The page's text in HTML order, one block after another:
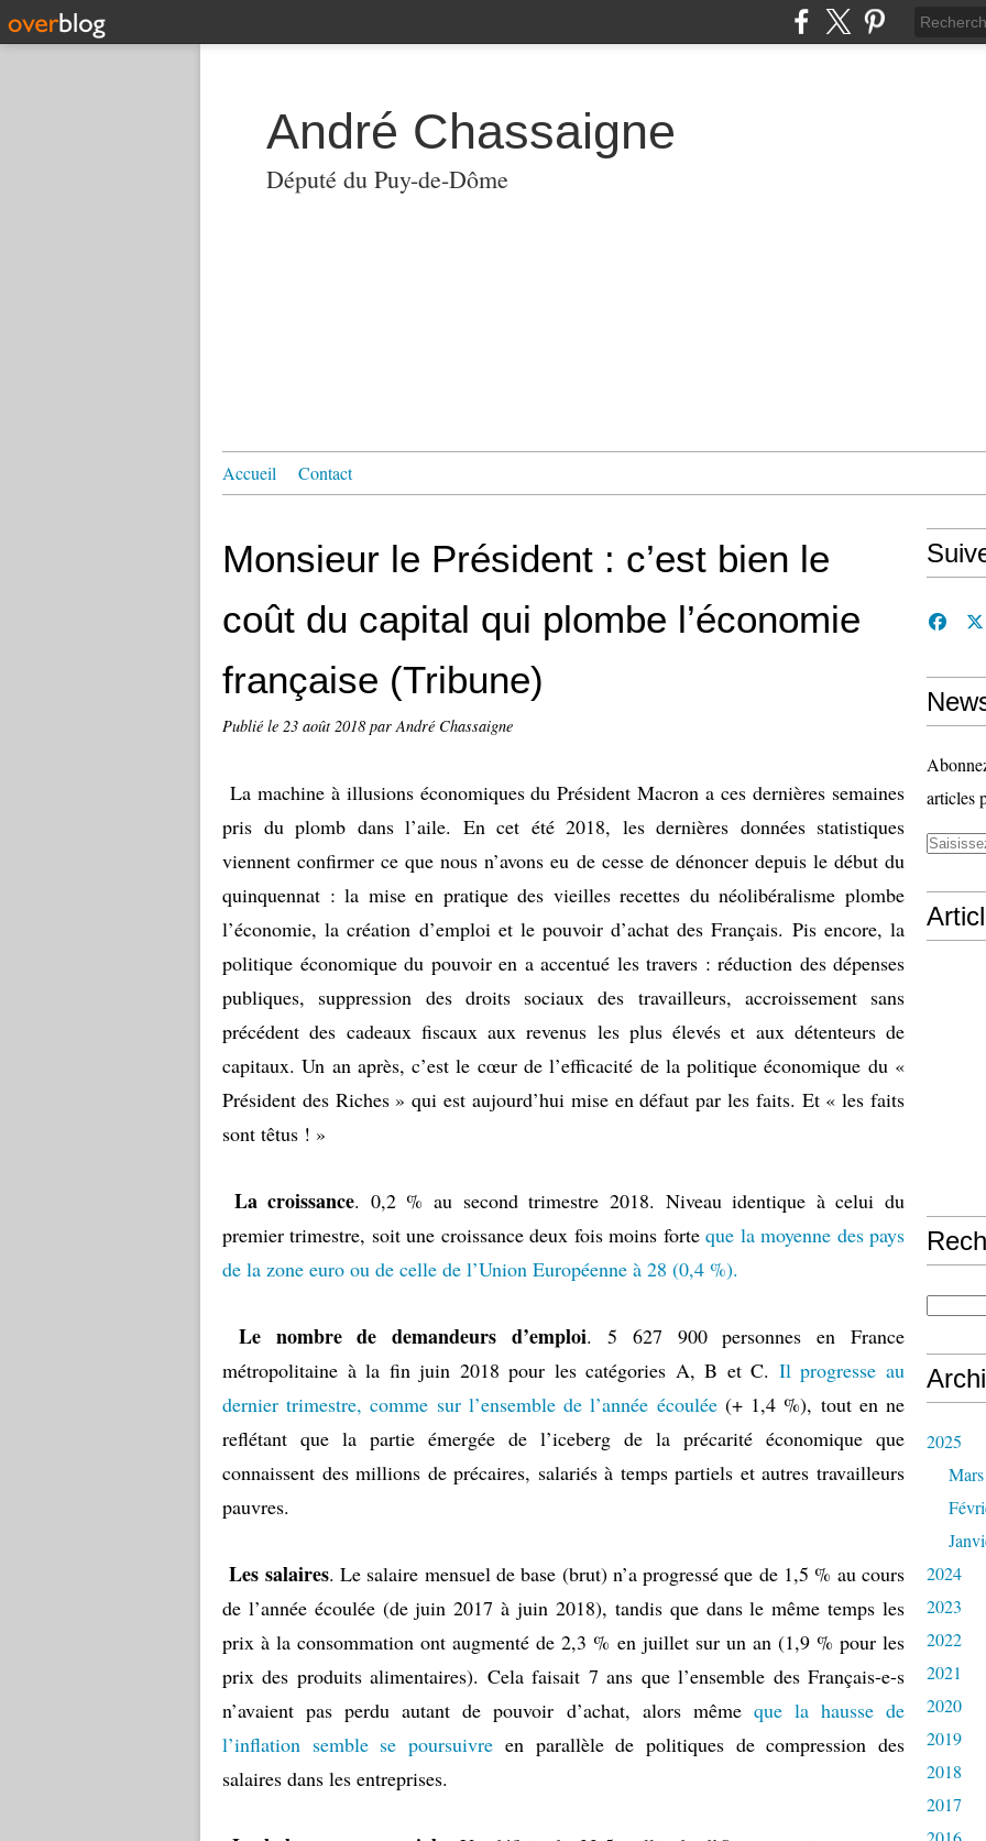
André Chassaigne
Député du Puy-de-Dôme
Accueil Contact
Monsieur le Président : c’est bien le
coût du capital qui plombe l’économie
française (Tribune)
Publié le 23 août 2018 par André Chassaigne
La machine à illusions économiques du Président Macron a ces dernières semaines
pris du plomb dans l’aile. En cet été 2018, les dernières données statistiques
viennent confirmer ce que nous n’avons eu de cesse de dénoncer depuis le début du
quinquennat : la mise en pratique des vieilles recettes du néolibéralisme plombe
l’économie, la création d’emploi et le pouvoir d’achat des Français. Pis encore, la
politique économique du pouvoir en a accentué les travers : réduction des dépenses
publiques, suppression des droits sociaux des travailleurs, accroissement sans
précédent des cadeaux fiscaux aux revenus les plus élevés et aux détenteurs de
capitaux. Un an après, c’est le cœur de l’efficacité de la politique économique du «
Président des Riches » qui est aujourd’hui mise en défaut par les faits. Et « les faits
sont têtus ! »
La croissance. 0,2 % au second trimestre 2018. Niveau identique à celui du
premier trimestre, soit une croissance deux fois moins forteque la moyenne des pays
de la zone euro ou de celle de l’Union Européenne à 28 (0,4 %).
Le nombre de demandeurs d’emploi. 5 627 900 personnes en France
métropolitaine à la fin juin 2018 pour les catégories A, B et C. Il progresse au
dernier trimestre, comme sur l’ensemble de l’année écoulée(+ 1,4 %), tout en ne
reflétant que la partie émergée de l’iceberg de la précarité économique que
connaissent des millions de précaires, salariés à temps partiels et autres travailleurs
pauvres.
Les salaires. Le salaire mensuel de base (brut) n’a progressé que de 1,5 % au cours
de l’année écoulée (de juin 2017 à juin 2018), tandis que dans le même temps les
prix à la consommation ont augmenté de 2,3 % en juillet sur un an (1,9 % pour les
prix des produits alimentaires). Cela faisait 7 ans que l’ensemble des Français-e-s
n’avaient pas perdu autant de pouvoir d’achat, alors même que la hausse de
l’inflation semble se poursuivre en parallèle de politiques de compression des
salaires dans les entreprises.
articles
2025
Mars
2024
2023
2022
2021
2020
2019
2018
2017